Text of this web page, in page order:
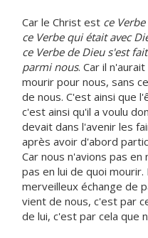
Car le Christ est ce
ce Verbe qui était avec
ce Verbe de Dieu s'est
parmi nous. Car il
mourir pour nous, sans
de nous. C'est ainsi que
c'est ainsi qu'il a voulu
devait dans l'avenir les
après avoir d'abord
Car nous n'avions pas
pas en lui de quoi
merveilleux échange de
vient de nous, c'est par
de lui, c'est par cela que